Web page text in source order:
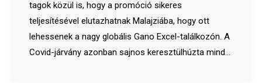
tagok közül is, hogy a promóció sikeres
teljesítésével elutazhatnak Malajziába, hogy ott
lehessenek a nagy globális Gano Excel-találkozón. A
Covid-járvány azonban sajnos keresztülhúzta mind…